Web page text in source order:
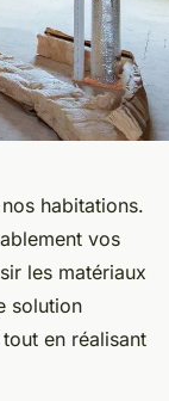
habitations.
vos
les matériaux
solution
en réalisant